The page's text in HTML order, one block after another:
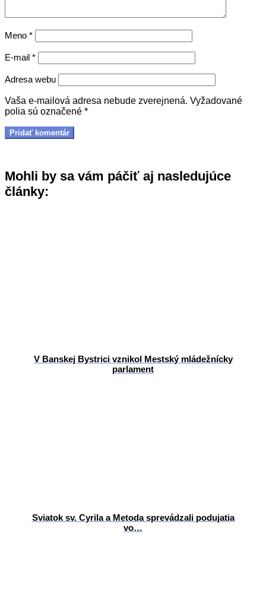
Meno *
E-mail *
Adresa webu
Vaša e-mailová adresa nebude zverejnená. Vyžadované
polia sú označené *
Mohli by sa vám páčiť aj nasledujúce
články:
V Banskej Bystrici vznikol Mestský mládežnícky
parlament
Sviatok sv. Cyrila a Metoda sprevádzali podujatia
vo…